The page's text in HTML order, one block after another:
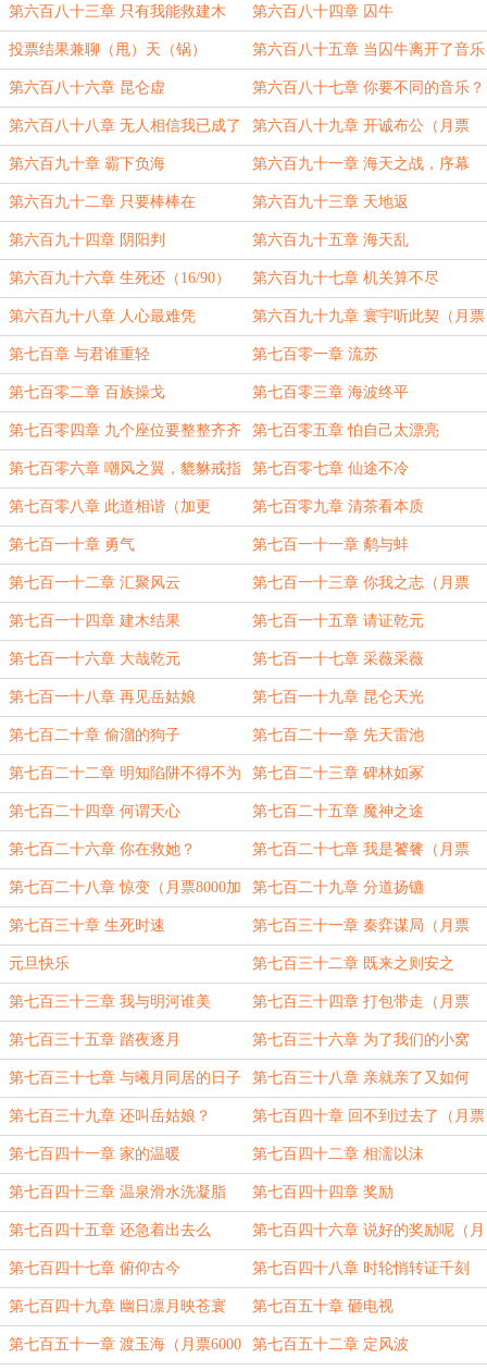
15/79）
第六百八十三章 只有我能救建木 第六百八十四章 囚牛
投票结果兼聊（甩）天（锅） 第六百八十五章 当囚牛离开了音乐
第六百八十六章 昆仑虚 第六百八十七章 你要不同的音乐？
第六百八十八章 无人相信我已成了
狗子
第六百八十九章 开诚布公（月票
3000加更）
第六百九十章 霸下负海 第六百九十一章 海天之战，序幕
第六百九十二章 只要棒棒在 第六百九十三章 天地返
第六百九十四章 阴阳判 第六百九十五章 海天乱
第六百九十六章 生死还（16/90） 第六百九十七章 机关算不尽
第六百九十八章 人心最难凭 第六百九十九章 寰宇听此契（月票
4000加更）
第七百章 与君谁重轻 第七百零一章 流苏
第七百零二章 百族操戈 第七百零三章 海波终平
第七百零四章 九个座位要整整齐齐 第七百零五章 怕自己太漂亮
第七百零六章 嘲风之翼，貔貅戒指 第七百零七章 仙途不冷
第七百零八章 此道相谐（加更
17/90）
第七百零九章 清茶看本质
第七百一十章 勇气 第七百一十一章 鹬与蚌
第七百一十二章 汇聚风云 第七百一十三章 你我之志（月票
5000加更）
第七百一十四章 建木结果 第七百一十五章 请证乾元
第七百一十六章 大哉乾元 第七百一十七章 采薇采薇
第七百一十八章 再见岳姑娘 第七百一十九章 昆仑天光
第七百二十章 偷溜的狗子 第七百二十一章 先天雷池
第七百二十二章 明知陷阱不得不为
（月票6000加更）
第七百二十三章 碑林如冢
第七百二十四章 何谓天心 第七百二十五章 魔神之途
第七百二十六章 你在救她？ 第七百二十七章 我是饕餮（月票
7000加更）
第七百二十八章 惊变（月票8000加
更）
第七百二十九章 分道扬镳
第七百三十章 生死时速 第七百三十一章 秦弈谋局（月票
9000加更）
元旦快乐 第七百三十二章 既来之则安之
第七百三十三章 我与明河谁美 第七百三十四章 打包带走（月票
1000加更）
第七百三十五章 踏夜逐月 第七百三十六章 为了我们的小窝
第七百三十七章 与曦月同居的日子
（月票2000加更）
第七百三十八章 亲就亲了又如何
第七百三十九章 还叫岳姑娘？ 第七百四十章 回不到过去了（月票
3000加更）
第七百四十一章 家的温暖 第七百四十二章 相濡以沫
第七百四十三章 温泉滑水洗凝脂
（月票4000加更）
第七百四十四章 奖励
第七百四十五章 还急着出去么 第七百四十六章 说好的奖励呢（月
票5000加更）
第七百四十七章 俯仰古今 第七百四十八章 时轮悄转证千刻
第七百四十九章 幽日凛月映苍寰 第七百五十章 砸电视
第七百五十一章 渡玉海（月票6000 第七百五十二章 定风波